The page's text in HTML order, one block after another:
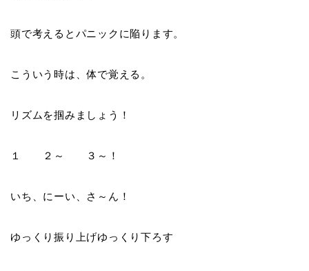
頭で考えるとパニックに陥ります。
こういう時は、体で覚える。
リズムを掴みましょう！
１ ２～ ３～！
いち、にーい、さ～ん！
ゆっくり振り上げゆっくり下ろす